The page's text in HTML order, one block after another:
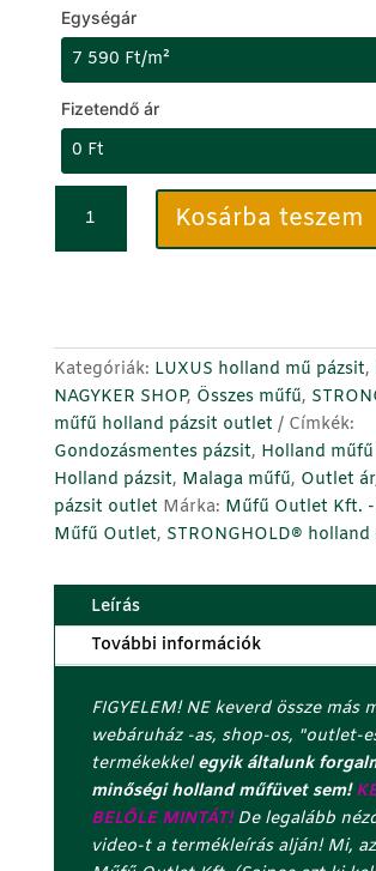
Egységár
Fizetendő ár
k
á
m
o
t
a
d
d
e
z
40mm
-
-
smaragdzöld
kutyabarát
holland
műfű
pázsit
olcsón
MATT
SZÁLAS
olcsó
műfű
Kosárba teszem
Kategóriák: LUXUS holland mű pázsit,
NAGYKER SHOP, Összes műfű,
műfű holland pázsit outlet
Címkék:
Gondozásmentes pázsit, Holland
Holland pázsit, Malaga műfű, Outlet ár
pázsit outlet Márka: Műfű Outlet Kft. -
Műfű Outlet, STRONGHOLD® holland
Leírás
További információk
FIGYELEM! NE keverd össze más
webáruház -as, shop-os, "outlet-
termékekkel egyik általunk
minőségi holland műfüvet sem!
BELŐLE MINTÁT!De legalább
video-t a termékleírás alján! Mi,